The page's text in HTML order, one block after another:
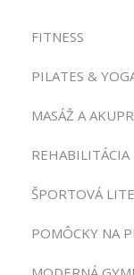
FITNESS
PILATES &
MASÁŽ A
REHABILITÁCIA
ŠPORTOVÁ
POMÔCKY NA